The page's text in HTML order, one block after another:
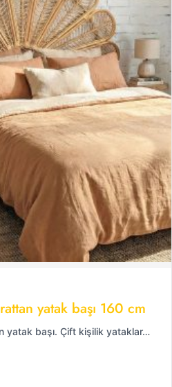
yatak başı 160 cm
yatak başı. Çift kişilik yataklar…